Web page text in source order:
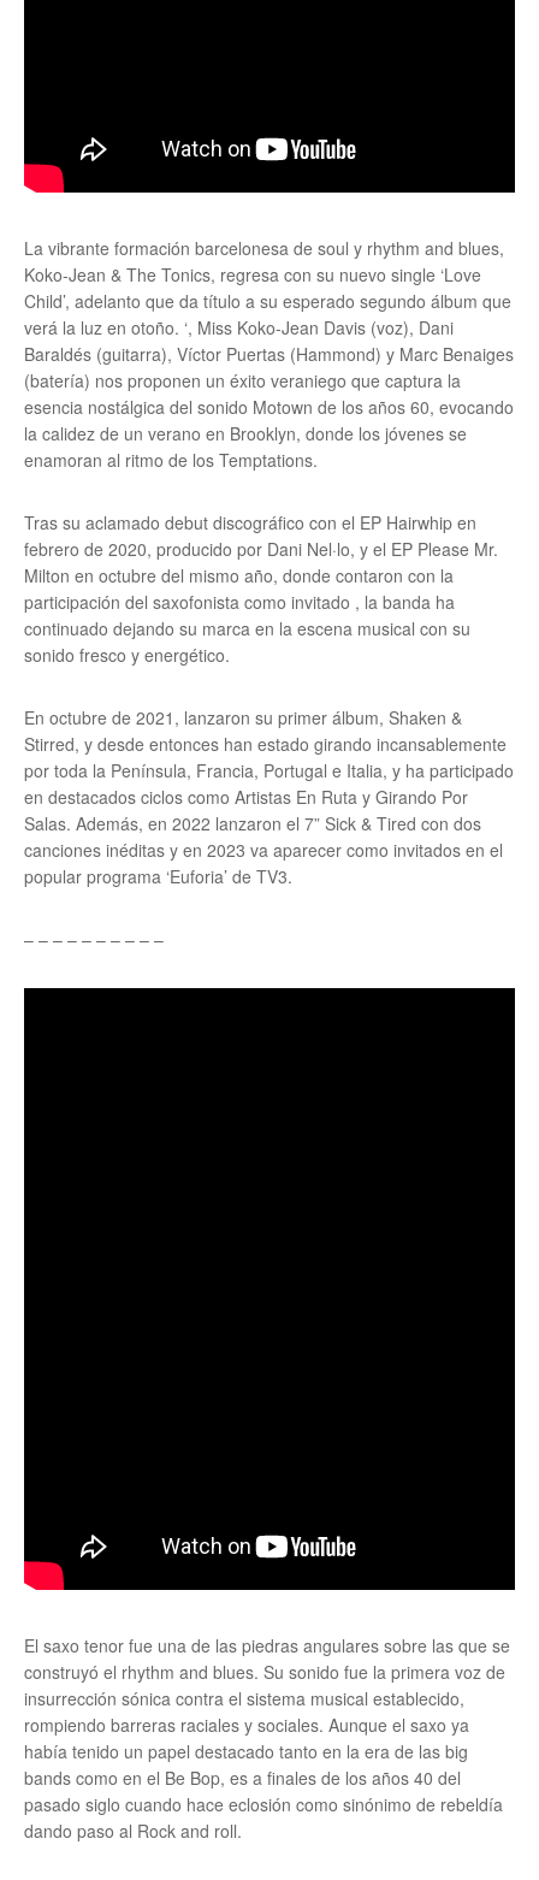
La vibrante formación barcelonesa de soul y rhythm and blues,
Koko-Jean & The Tonics, regresa con su nuevo single ‘Love
Child’, adelanto que da título a su esperado segundo álbum que
verá la luz en otoño. ‘, Miss Koko-Jean Davis (voz), Dani
Baraldés (guitarra), Víctor Puertas (Hammond) y Marc Benaiges
(batería) nos proponen un éxito veraniego que captura la
esencia nostálgica del sonido Motown de los años 60, evocando
la calidez de un verano en Brooklyn, donde los jóvenes se
enamoran al ritmo de los Temptations.
Tras su aclamado debut discográfico con el EP Hairwhip en
febrero de 2020, producido por Dani Nel·lo, y el EP Please Mr.
Milton en octubre del mismo año, donde contaron con la
participación del saxofonista como invitado , la banda ha
continuado dejando su marca en la escena musical con su
sonido fresco y energético.
En octubre de 2021, lanzaron su primer álbum, Shaken &
Stirred, y desde entonces han estado girando incansablemente
por toda la Península, Francia, Portugal e Italia, y ha participado
en destacados ciclos como Artistas En Ruta y Girando Por
Salas. Además, en 2022 lanzaron el 7” Sick & Tired con dos
canciones inéditas y en 2023 va aparecer como invitados en el
popular programa ‘Euforia’ de TV3.
– – – – – – – – – –
El saxo tenor fue una de las piedras angulares sobre las que se
construyó el rhythm and blues. Su sonido fue la primera voz de
insurrección sónica contra el sistema musical establecido,
rompiendo barreras raciales y sociales. Aunque el saxo ya
había tenido un papel destacado tanto en la era de las big
bands como en el Be Bop, es a finales de los años 40 del
pasado siglo cuando hace eclosión como sinónimo de rebeldía
dando paso al Rock and roll.